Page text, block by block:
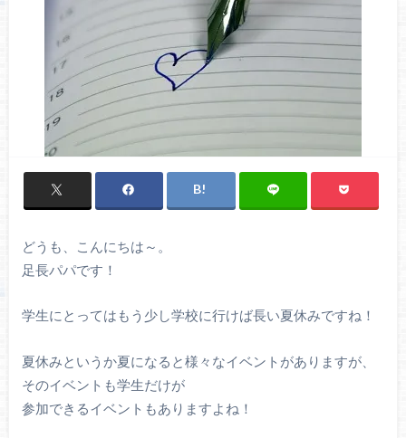
どうも、こんにちは～。
足長パパです！
学生にとってはもう少し学校に行けば長い夏休みですね！
夏休みというか夏になると様々なイベントがありますが、
そのイベントも学生だけが
参加できるイベントもありますよね！